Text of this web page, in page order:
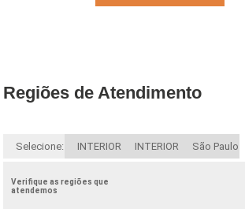
Regiões de Atendimento
Selecione: INTERIOR INTERIOR São Paulo
Verifique as regiões que
atendemos